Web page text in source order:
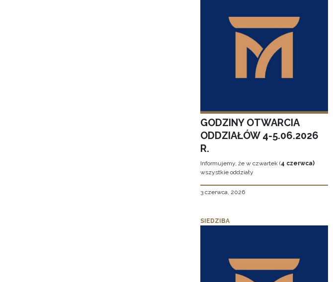
GODZINY OTWARCIA
ODDZIAŁÓW 4-5.06.2026
R.
Informujemy, że w czwartek (4 czerwca)
wszystkie oddziały
3 czerwca, 2026
SIEDZIBA